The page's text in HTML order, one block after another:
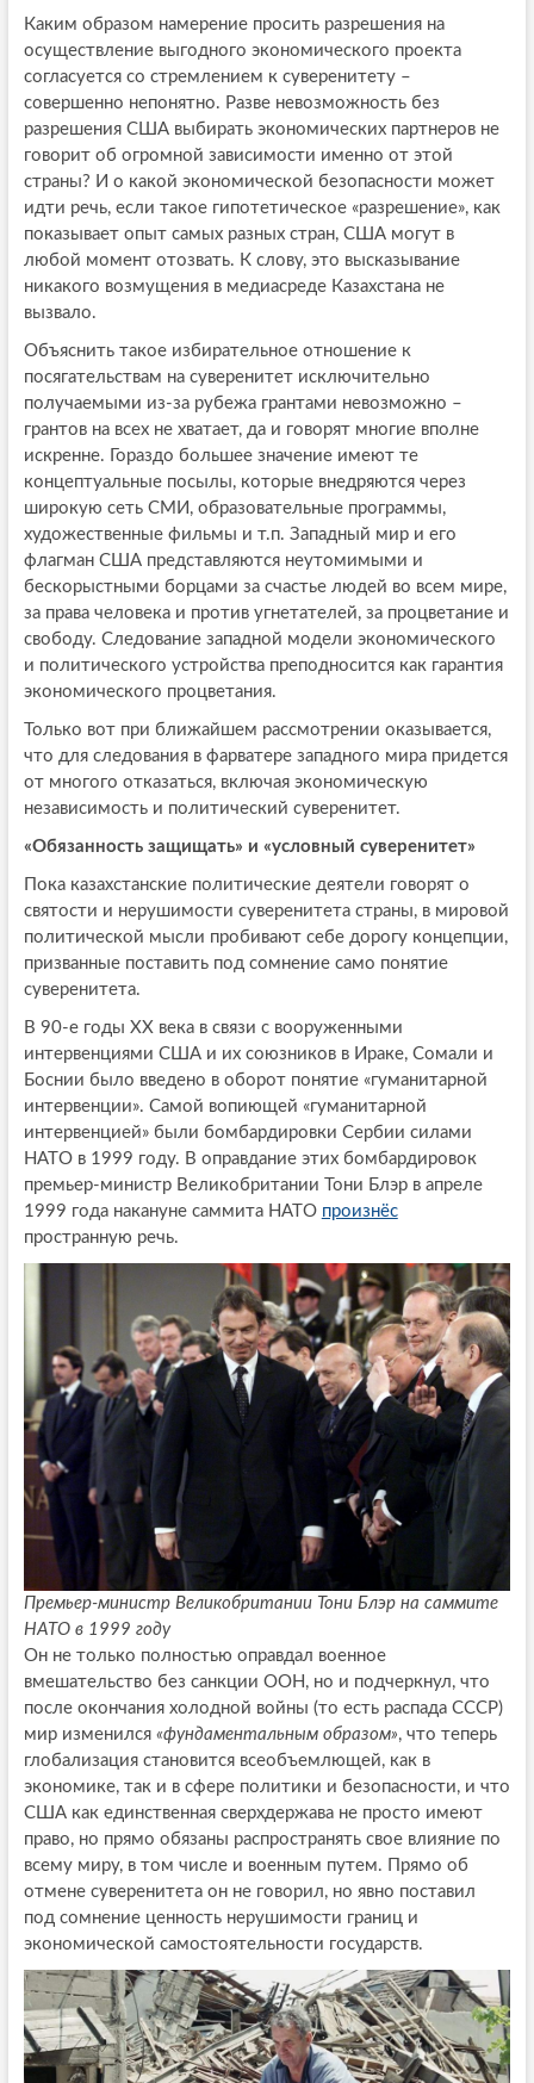
Каким образом намерение просить разрешения на
осуществление выгодного экономического проекта
согласуется со стремлением к суверенитету –
совершенно непонятно. Разве невозможность без
разрешения США выбирать экономических партнеров не
говорит об огромной зависимости именно от этой
страны? И о какой экономической безопасности может
идти речь, если такое гипотетическое «разрешение», как
показывает опыт самых разных стран, США могут в
любой момент отозвать. К слову, это высказывание
никакого возмущения в медиасреде Казахстана не
вызвало.
Объяснить такое избирательное отношение к
посягательствам на суверенитет исключительно
получаемыми из-за рубежа грантами невозможно –
грантов на всех не хватает, да и говорят многие вполне
искренне. Гораздо большее значение имеют те
концептуальные посылы, которые внедряются через
широкую сеть СМИ, образовательные программы,
художественные фильмы и т.п. Западный мир и его
флагман США представляются неутомимыми и
бескорыстными борцами за счастье людей во всем мире,
за права человека и против угнетателей, за процветание и
свободу. Следование западной модели экономического
и политического устройства преподносится как гарантия
экономического процветания.
Только вот при ближайшем рассмотрении оказывается,
что для следования в фарватере западного мира придется
от многого отказаться, включая экономическую
независимость и политический суверенитет.
«Обязанность защищать» и «условный суверенитет»
Пока казахстанские политические деятели говорят о
святости и нерушимости суверенитета страны, в мировой
политической мысли пробивают себе дорогу концепции,
призванные поставить под сомнение само понятие
суверенитета.
В 90-е годы XX века в связи с вооруженными
интервенциями США и их союзников в Ираке, Сомали и
Боснии было введено в оборот понятие «гуманитарной
интервенции». Самой вопиющей «гуманитарной
интервенцией» были бомбардировки Сербии силами
НАТО в 1999 году. В оправдание этих бомбардировок
премьер-министр Великобритании Тони Блэр в апреле
1999 года накануне саммита НАТО произнёс
пространную речь.
Премьер-министр Великобритании Тони Блэр на саммите
НАТО в 1999 году
Он не только полностью оправдал военное
вмешательство без санкции ООН, но и подчеркнул, что
после окончания холодной войны (то есть распада СССР)
мир изменился «фундаментальным образом», что теперь
глобализация становится всеобъемлющей, как в
экономике, так и в сфере политики и безопасности, и что
США как единственная сверхдержава не просто имеют
право, но прямо обязаны распространять свое влияние по
всему миру, в том числе и военным путем. Прямо об
отмене суверенитета он не говорил, но явно поставил
под сомнение ценность нерушимости границ и
экономической самостоятельности государств.